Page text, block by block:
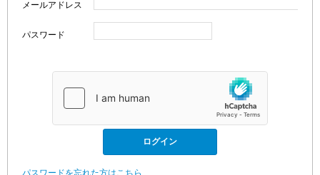
メールアドレス
パスワード
パスワードを忘れた方はこちら